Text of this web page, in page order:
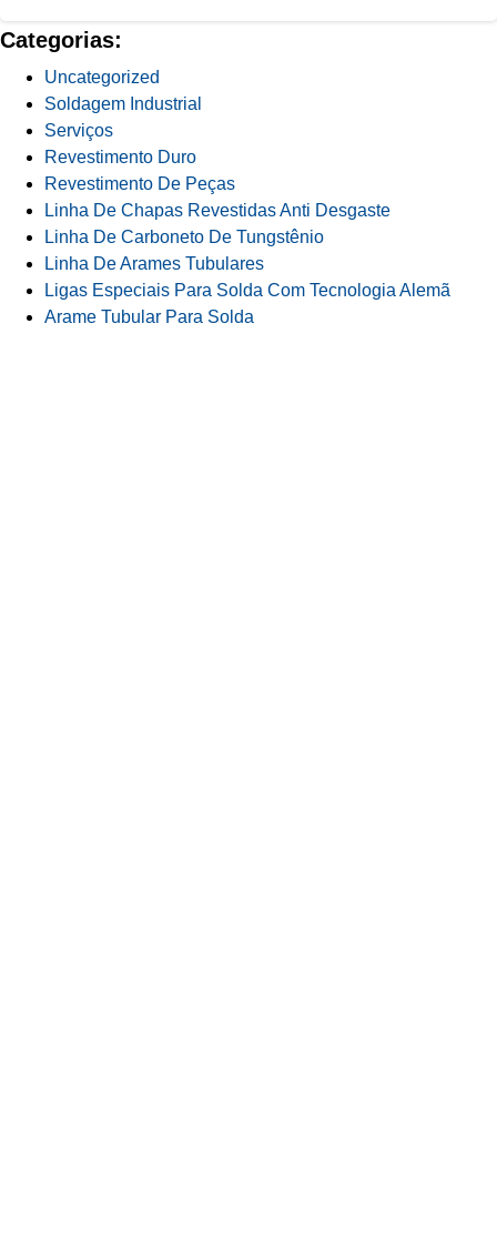
Categorias:
Uncategorized
Soldagem Industrial
Serviços
Revestimento Duro
Revestimento De Peças
Linha De Chapas Revestidas Anti Desgaste
Linha De Carboneto De Tungstênio
Linha De Arames Tubulares
Ligas Especiais Para Solda Com Tecnologia Alemã
Arame Tubular Para Solda